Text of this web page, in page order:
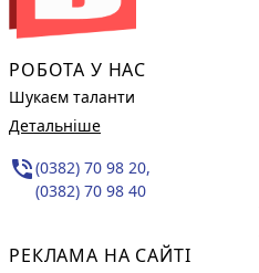
РОБОТА У НАС
Шукаєм таланти
Детальніше
phone_in_talk(0382) 70 98 20,
(0382) 70 98 40
РЕКЛАМА НА САЙТІ